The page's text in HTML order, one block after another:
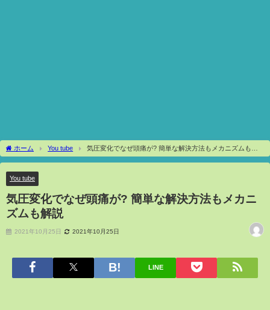
ホーム You tube
気圧変化でなぜ頭痛が? 簡単な解決方法もメカニズムも解
説
You tube
気圧変化でなぜ頭痛が? 簡単な解決方法もメカニ
ズムも解説
2021年10月25日 2021年10月25日
LINE